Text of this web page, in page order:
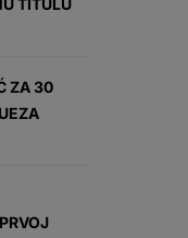
TITULU
ZA 30